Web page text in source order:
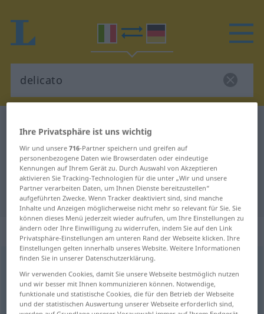
Italienisch-Deutsch Übersetzung
für "delicato"
"delicato" Deutsch Übersetzung
„delicato“: aggettivo
delicato [deliˈkaːto]adj
Übersicht aller Übersetzungen
(Für mehr Details die Übersetzung anklicken/antippen)
Ihre Privatsphäre ist uns wichtig
Wir und unsere716-Partner speichern und greifen auf
personenbezogene Daten wie Browserdaten oder eindeutige
Kennungen auf Ihrem Gerät zu. Durch Auswahl von Akzeptieren
aktivieren Sie Tracking-Technologien für die unter „Wir und unsere
Partner verarbeiten Daten, um Ihnen Dienste bereitzustellen“
aufgeführten Zwecke. Wenn Tracker deaktiviert sind, sind manche
Inhalte und Anzeigen möglicherweise nicht mehr so relevant für Sie. Sie
können dieses Menü jederzeit wieder aufrufen, um Ihre Einstellungen zu
ändern oder Ihre Einwilligung zu widerrufen, indem Sie auf den Link
Privatsphäre-Einstellungen am unteren Rand der Webseite klicken. Ihre
Einstellungen gelten innerhalb unseres Website. Weitere Informationen
finden Sie in unserer Datenschutzerklärung.
Wir verwenden Cookies, damit Sie unsere Webseite bestmöglich nutzen
und wir besser mit Ihnen kommunizieren können. Notwendige,
funktionale und statistische Cookies, die für den Betrieb der Webseite
und der statistischen Auswertung unserer Webseite erforderlich sind,